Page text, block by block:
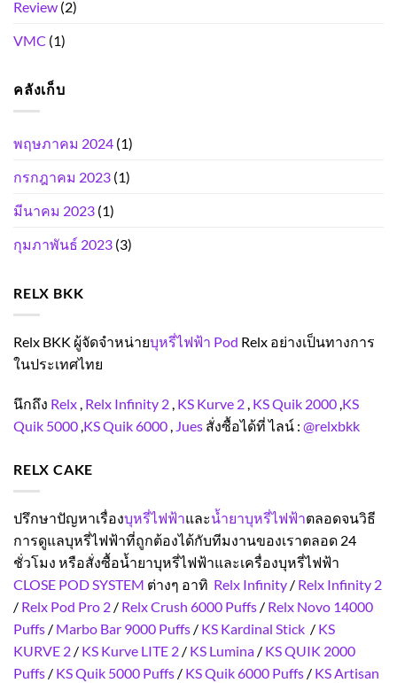
Review (2)
VMC (1)
คลังเก็บ
พฤษภาคม 2024 (1)
กรกฎาคม 2023 (1)
มีนาคม 2023 (1)
กุมภาพันธ์ 2023 (3)
RELX BKK
Relx BKK ผู้จัดจำหน่ายบุหรี่ไฟฟ้า Pod Relx อย่างเป็นทางการ
ในประเทศไทย
นึกถึง Relx , Relx Infinity 2 , KS Kurve 2 , KS Quik 2000 ,KS
Quik 5000 ,KS Quik 6000 , Jues สั่งซื้อได้ที่ ไลน์ : @relxbkk
RELX CAKE
ปรึกษาปัญหาเรื่องบุหรี่ไฟฟ้าและน้ำยาบุหรี่ไฟฟ้าตลอดจนวิธี
การดูแลบุหรี่ไฟฟ้าที่ถูกต้องได้กับทีมงานของเราตลอด 24
ชั่วโมง หรือสั่งซื้อน้ำยาบุหรี่ไฟฟ้าและเครื่องบุหรี่ไฟฟ้า
CLOSE POD SYSTEM ต่างๆ อาทิ Relx Infinity / Relx Infinity 2
/ Relx Pod Pro 2 / Relx Crush 6000 Puffs / Relx Novo 14000
Puffs / Marbo Bar 9000 Puffs / KS Kardinal Stick / KS
KURVE 2 / KS Kurve LITE 2 / KS Lumina / KS QUIK 2000
Puffs / KS Quik 5000 Puffs / KS Quik 6000 Puffs / KS Artisan